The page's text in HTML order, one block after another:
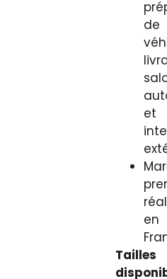
de
et
en
Tailles